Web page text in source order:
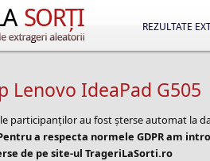
REZULTATE
Lenovo IdeaPad G505
participanților au fost șterse automat la
a respecta normele GDPR am
de pe site-ul TrageriLaSorti.ro